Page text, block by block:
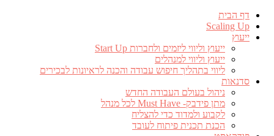
דף הבית
Scaling Up
ייעוץ
ייעוץ וליווי ליזמים ולחברות Start Up
ייעוץ וליווי למנהלים
ליווי בתהליך חיפוש עבודה והכנה לראיונות לבכירים
סדנאות
ניהול בעולם העבודה החדש
מתן פידבק- Must Have לכל מנהל
לקבוע ולמדוד כדי להצליח
הכנת תכנית פיתוח לעובד